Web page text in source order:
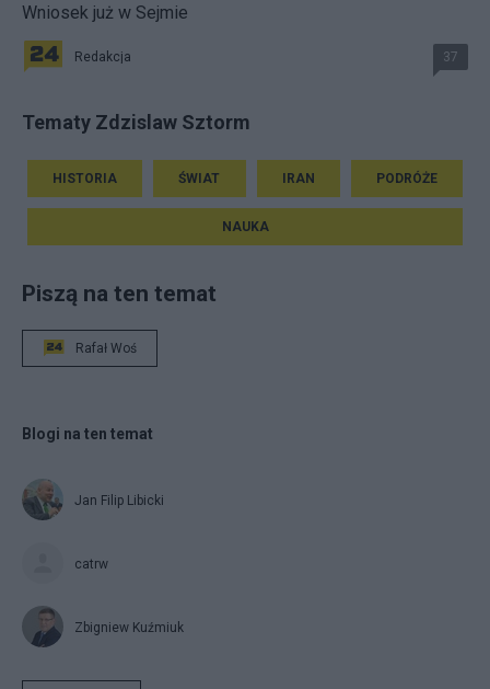
Wniosek już w Sejmie
Redakcja 37
Tematy Zdzislaw Sztorm
HISTORIA ŚWIAT IRAN PODRÓŻE
NAUKA
Piszą na ten temat
Rafał Woś
Blogi na ten temat
Jan Filip Libicki
catrw
Zbigniew Kuźmiuk